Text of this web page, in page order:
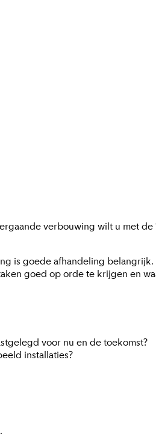
verbouwing wilt u met
is goede afhandeling
goed op orde te krijgen en
voor nu en de toekomst?
installaties?